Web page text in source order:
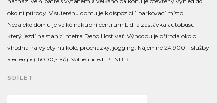
okolní přírody. V suterénu domu je k dispozici 1 parkovací místo.
Nedaleko domu je velké nákupní centrum Lidl a zastávka autobusu
který jezdí na stanici metra Depo Hostivař. Výhodou je příroda okolo
vhodná na výlety na kole, procházky, jogging. Nájemné 24.900 + služby
a energie ( 6000,- Kč). Volné ihned. PENB B.
SDÍLET